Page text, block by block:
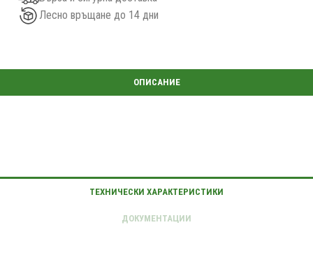
Лесно връщане до 14 дни